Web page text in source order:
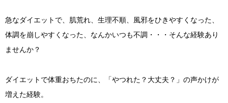
急なダイエットで、肌荒れ、生理不順、風邪をひきやすくなった、
体調を崩しやすくなった、なんかいつも不調・・・そんな経験あり
ませんか？
ダイエットで体重おちたのに、「やつれた？大丈夫？」の声かけが
増えた経験。